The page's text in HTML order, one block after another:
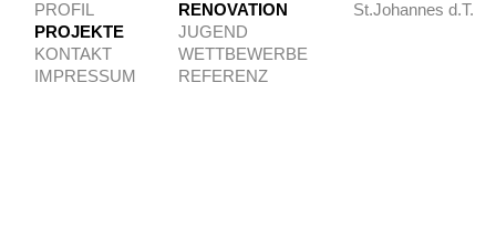
PROFIL
PROJEKTE
KONTAKT
IMPRESSUM
St.Johannes d.T.
RENOVATION
JUGEND
WETTBEWERBE
REFERENZ